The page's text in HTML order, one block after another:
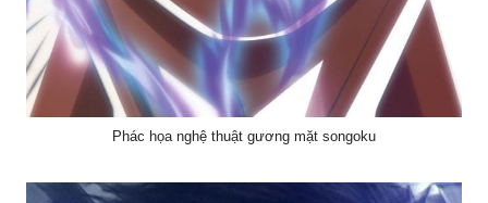
Phác họa nghệ thuật gương mặt songoku